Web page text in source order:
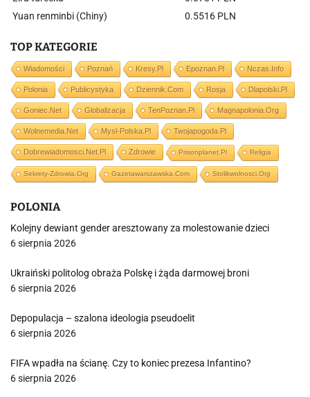
Yuan renminbi (Chiny)
0.5516 PLN
TOP KATEGORIE
Wiadomości Poznań Kresy.pl Epoznan.pl Nczas.info
Polonia Publicystyka Dziennik.com Rosja Dlapolski.pl
Goniec.net Globalizacja TenPoznan.pl Magnapolonia.org
Wolnemedia.net Mysl-Polska.pl Twojapogoda.pl
Dobrewiadomosci.net.pl Zdrowie Prisonplanet.pl Religia
Sekrety-Zdrowia.org Gazetawarszawska.com Stolikwolnosci.org
POLONIA
Kolejny dewiant gender aresztowany za molestowanie dzieci
6 sierpnia 2026
Ukraiński politolog obraża Polskę i żąda darmowej broni
6 sierpnia 2026
Depopulacja – szalona ideologia pseudoelit
6 sierpnia 2026
FIFA wpadła na ścianę. Czy to koniec prezesa Infantino?
6 sierpnia 2026